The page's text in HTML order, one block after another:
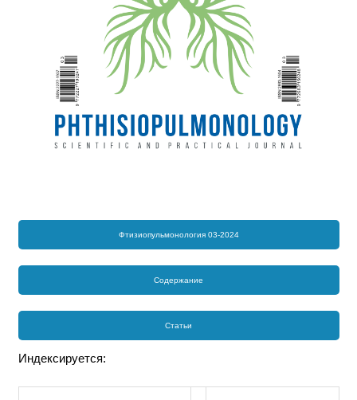
Фтизиопульмонология 03-2024
Содержание
Статьи
Индексируется: